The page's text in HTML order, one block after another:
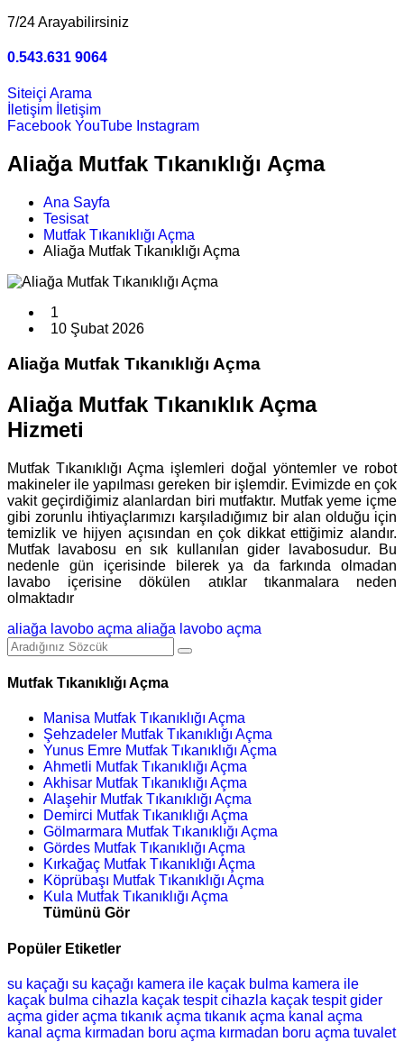
7/24 Arayabilirsiniz
0.543.631 9064
Siteiçi Arama
İletişim
İletişim
Facebook YouTube Instagram
Aliağa Mutfak Tıkanıklığı Açma
Ana Sayfa
Tesisat
Mutfak Tıkanıklığı Açma
Aliağa Mutfak Tıkanıklığı Açma
1
10 Şubat 2026
Aliağa Mutfak Tıkanıklığı Açma
Aliağa Mutfak Tıkanıklık Açma
Hizmeti
Mutfak Tıkanıklığı Açma işlemleri doğal yöntemler ve robot
makineler ile yapılması gereken bir işlemdir. Evimizde en çok
vakit geçirdiğimiz alanlardan biri mutfaktır. Mutfak yeme içme
gibi zorunlu ihtiyaçlarımızı karşıladığımız bir alan olduğu için
temizlik ve hijyen açısından en çok dikkat ettiğimiz alandır.
Mutfak lavabosu en sık kullanılan gider lavabosudur. Bu
nedenle gün içerisinde bilerek ya da farkında olmadan
lavabo içerisine dökülen atıklar tıkanmalara neden
olmaktadır
aliağa lavobo açma aliağa lavobo açma
Mutfak Tıkanıklığı Açma
Manisa Mutfak Tıkanıklığı Açma
Şehzadeler Mutfak Tıkanıklığı Açma
Yunus Emre Mutfak Tıkanıklığı Açma
Ahmetli Mutfak Tıkanıklığı Açma
Akhisar Mutfak Tıkanıklığı Açma
Alaşehir Mutfak Tıkanıklığı Açma
Demirci Mutfak Tıkanıklığı Açma
Gölmarmara Mutfak Tıkanıklığı Açma
Gördes Mutfak Tıkanıklığı Açma
Kırkağaç Mutfak Tıkanıklığı Açma
Köprübaşı Mutfak Tıkanıklığı Açma
Kula Mutfak Tıkanıklığı Açma
Tümünü Gör
Popüler Etiketler
su kaçağı su kaçağı kamera ile kaçak bulma kamera ile
kaçak bulma cihazla kaçak tespit cihazla kaçak tespit gider
açma gider açma tıkanık açma tıkanık açma kanal açma
kanal açma kırmadan boru açma kırmadan boru açma tuvalet